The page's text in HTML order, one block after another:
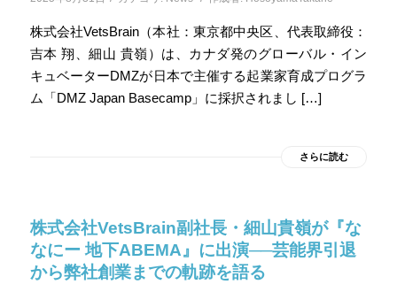
株式会社VetsBrain（本社：東京都中央区、代表取締役：
吉本 翔、細山 貴嶺）は、カナダ発のグローバル・イン
キュベーターDMZが日本で主催する起業家育成プログラ
ム「DMZ Japan Basecamp」に採択されまし […]
さらに読む
株式会社VetsBrain副社長・細山貴嶺が『な
なにー 地下ABEMA』に出演──芸能界引退
から弊社創業までの軌跡を語る